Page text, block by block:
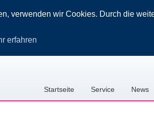
verwenden wir Cookies. Durch die
erfahren
Startseite Service News